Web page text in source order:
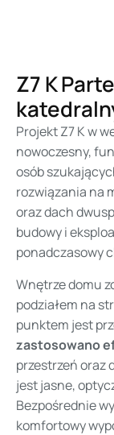
Z7 K
Projekt Z7 K w
nowoczesny,
osób
rozwiązania na
oraz dach
budowy i
ponadczasowy
Wnętrze domu
podziałem na
punktem jest
zastosowano
przestrzeń oraz
jest jasne,
Bezpośrednie
komfortowy